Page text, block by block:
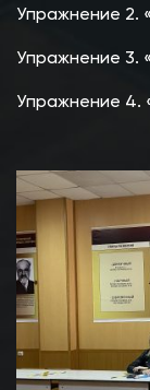
Упражнение 2.
Упражнение 3.
Упражнение 4.